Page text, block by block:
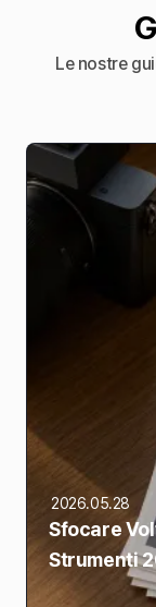
Le nostre
2026.05.28
Sfocare
Strumenti